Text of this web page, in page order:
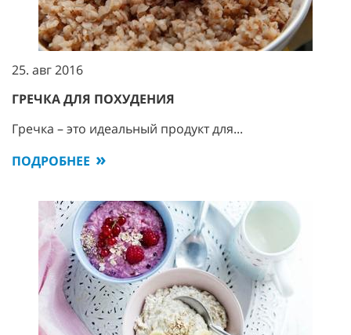
25. авг 2016
ГРЕЧКА ДЛЯ ПОХУДЕНИЯ
Гречка – это идеальный продукт для...
ПОДРОБНЕЕ